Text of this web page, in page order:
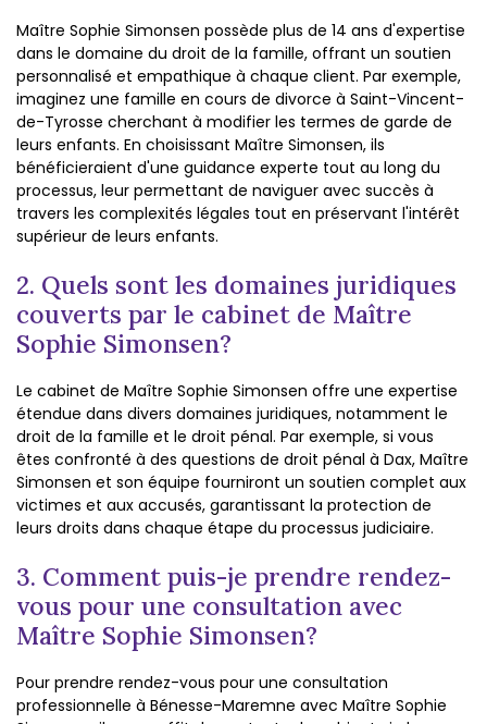
Maître Sophie Simonsen possède plus de 14 ans d'expertise
dans le domaine du droit de la famille, offrant un soutien
personnalisé et empathique à chaque client. Par exemple,
imaginez une famille en cours de divorce à Saint-Vincent-
de-Tyrosse cherchant à modifier les termes de garde de
leurs enfants. En choisissant Maître Simonsen, ils
bénéficieraient d'une guidance experte tout au long du
processus, leur permettant de naviguer avec succès à
travers les complexités légales tout en préservant l'intérêt
supérieur de leurs enfants.
2. Quels sont les domaines juridiques
couverts par le cabinet de Maître
Sophie Simonsen?
Le cabinet de Maître Sophie Simonsen offre une expertise
étendue dans divers domaines juridiques, notamment le
droit de la famille et le droit pénal. Par exemple, si vous
êtes confronté à des questions de droit pénal à Dax, Maître
Simonsen et son équipe fourniront un soutien complet aux
victimes et aux accusés, garantissant la protection de
leurs droits dans chaque étape du processus judiciaire.
3. Comment puis-je prendre rendez-
vous pour une consultation avec
Maître Sophie Simonsen?
Pour prendre rendez-vous pour une consultation
professionnelle à Bénesse-Maremne avec Maître Sophie